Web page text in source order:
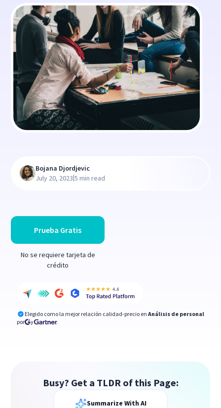
Prueba Gratis
No se requiere tarjeta de
crédito
Elegido como la mejor relación calidad-precio en Análisis de personal
por
y
Bojana Djordjevic
July 20, 2023|5 min read
Busy? Get a TLDR of this Page:
Summarize With AI